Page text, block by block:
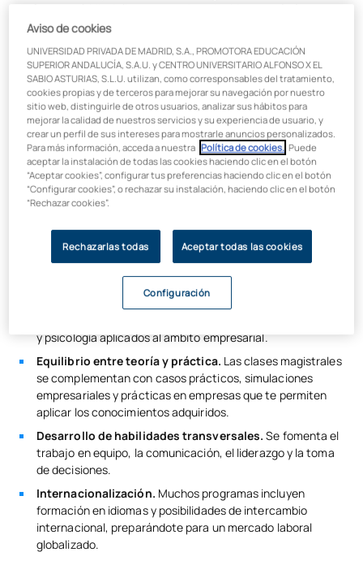
en economía, contabilidad, marketing, finanzas, recursos
humanos, estrategia empresarial y derecho mercantil
entre otras disciplinas.
¿En qué consiste la carrera de
ADE?
Debes saber que suprincipal objetivoesformar
profesionales con una visión global del mundo
empresarial. Durante estos estudios, adquirirás los
conocimientos necesarios para comprender el
funcionamiento interno de las organizaciones y su relación
con el entorno económico, legal y social.
La formación en ADE se caracteriza por:
Combina conocimientos de
y psicología aplicados al ámbito empresarial.
Equilibrio entre teoría y práctica. Las clases magistrales
se complementan con casos prácticos, simulaciones
empresariales y prácticas en empresas que te permiten
aplicar los conocimientos adquiridos.
Desarrollo de habilidades transversales. Se fomenta el
trabajo en equipo, la comunicación, el liderazgo y la toma
de decisiones.
Internacionalización. Muchos programas incluyen
formación en idiomas y posibilidades de intercambio
internacional, preparándote para un mercado laboral
globalizado.
Aviso de cookies
UNIVERSIDAD PRIVADA DE MADRID, S.A., PROMOTORA EDUCACIÓN
SUPERIOR ANDALUCÍA, S.A.U. y CENTRO UNIVERSITARIO ALFONSO X EL
SABIO ASTURIAS, S.L.U. utilizan, como corresponsables del tratamiento,
cookies propias y de terceros para mejorar su navegación por nuestro
sitio web, distinguirle de otros usuarios, analizar sus hábitos para
mejorar la calidad de nuestros servicios y su experiencia de usuario, y
crear un perfil de sus intereses para mostrarle anuncios personalizados.
Para más información, acceda a nuestra Política de cookies. . Puede
aceptar la instalación de todas las cookies haciendo clic en el botón
“Aceptar cookies”, configurar tus preferencias haciendo clic en el botón
“Configurar cookies”, o rechazar su instalación, haciendo clic en el botón
“Rechazar cookies”.
Rechazarlas todas Aceptar todas las cookies
Configuración